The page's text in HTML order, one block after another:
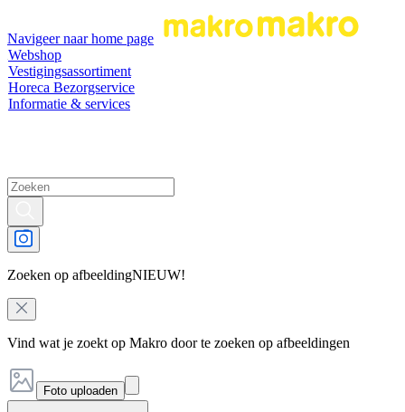
Navigeer naar home page
Webshop
Vestigingsassortiment
Horeca Bezorgservice
Informatie & services
Zoeken op afbeeldingNIEUW!
Vind wat je zoekt op Makro door te zoeken op afbeeldingen
Foto uploaden